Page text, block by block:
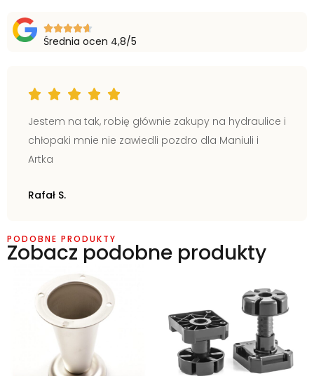
Średnia ocen 4,8/5
Jestem na tak, robię głównie zakupy na hydraulice i
chłopaki mnie nie zawiedli pozdro dla Maniuli i
Artka
Rafał S.
PODOBNE PRODUKTY
Zobacz podobne produkty